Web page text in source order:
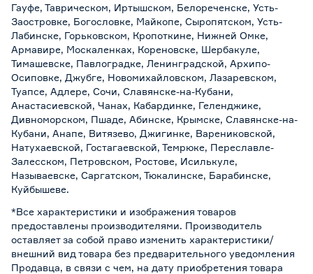
Гауфе, Таврическом, Иртышском, Белореченске, Усть-
Заостровке, Богословке, Майкопе, Сыропятском, Усть-
Лабинске, Горьковском, Кропоткине, Нижней Омке,
Армавире, Москаленках, Кореновске, Шербакуле,
Тимашевске, Павлоградке, Ленинградской, Архипо-
Осиповке, Джубге, Новомихайловском, Лазаревском,
Туапсе, Адлере, Сочи, Славянске-на-Кубани,
Анастасиевской, Чанах, Кабардинке, Геленджике,
Дивноморском, Пшаде, Абинске, Крымске, Славянске-на-
Кубани, Анапе, Витязево, Джигинке, Варениковской,
Натухаевской, Гостагаевской, Темрюке, Переславле-
Залесском, Петровском, Ростове, Исилькуле,
Называевске, Саргатском, Тюкалинске, Барабинске,
Куйбышеве.
*Все характеристики и изображения товаров
предоставлены производителями. Производитель
оставляет за собой право изменить характеристики/
внешний вид товара без предварительного уведомления
Продавца, в связи с чем, на дату приобретения товара